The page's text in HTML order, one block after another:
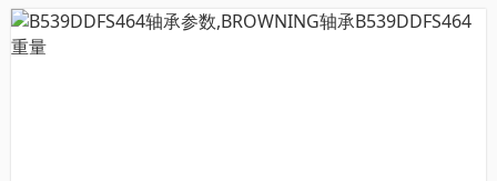
RD轴承MA5212...